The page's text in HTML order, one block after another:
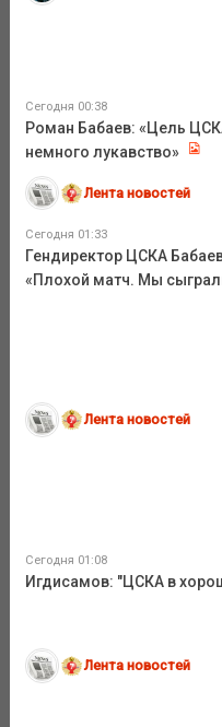
Сегодня 00:38
Роман Бабаев: «Цель
немного лукавство»
Лента новостей
Сегодня 01:33
Гендиректор ЦСКА
«Плохой матч. Мы
Лента новостей
Сегодня 01:08
Игдисамов: "ЦСКА в
Лента новостей